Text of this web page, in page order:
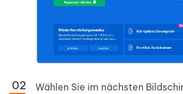
Wählen Sie im nächsten